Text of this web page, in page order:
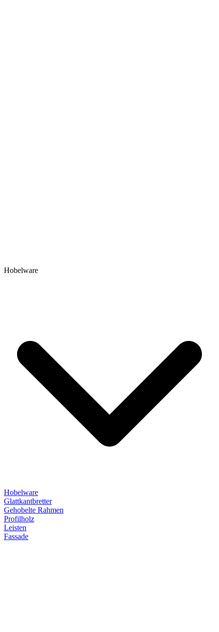
Hobelware
Hobelware
Glattkantbretter
Gehobelte Rahmen
Profilholz
Leisten
Fassade